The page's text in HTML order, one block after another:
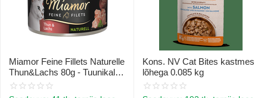
Miamor Feine Fillets Naturelle
Thun&Lachs 80g - Tuunikala
filee tükkidega oma mahlas
Kons. NV Cat Bites kastmes
lõhega 0.085 kg